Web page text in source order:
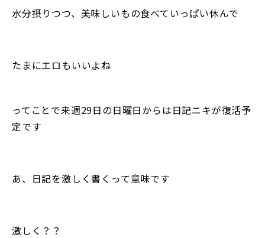
水分摂りつつ、美味しいもの食べていっぱい休んで
たまにエロもいいよね
ってことで来週29日の日曜日からは日記ニキが復活予
定です
あ、日記を激しく書くって意味です
激しく？？